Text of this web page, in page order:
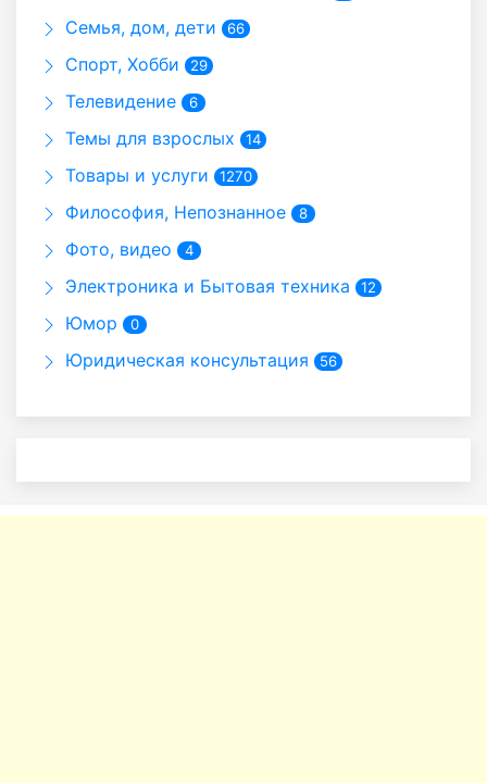
Семья, дом, дети 66
Спорт, Хобби 29
Телевидение 6
Темы для взрослых 14
Товары и услуги 1270
Философия, Непознанное 8
Фото, видео 4
Электроника и Бытовая техника 12
Юмор 0
Юридическая консультация 56